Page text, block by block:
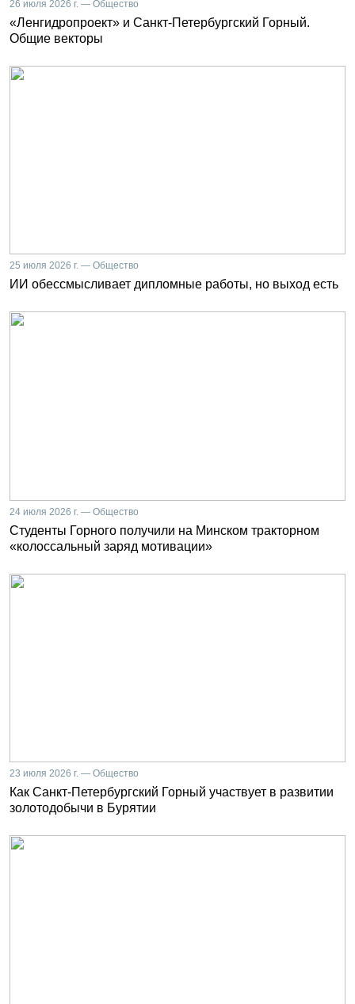
26 июля 2026 г. — Общество
«Ленгидропроект» и Санкт-Петербургский Горный.
Общие векторы
25 июля 2026 г. — Общество
ИИ обессмысливает дипломные работы, но выход есть
24 июля 2026 г. — Общество
Студенты Горного получили на Минском тракторном
«колоссальный заряд мотивации»
23 июля 2026 г. — Общество
Как Санкт-Петербургский Горный участвует в развитии
золотодобычи в Бурятии